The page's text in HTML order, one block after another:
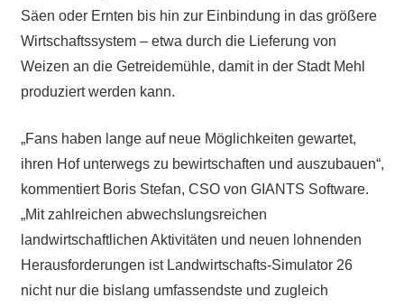
Säen oder Ernten bis hin zur Einbindung in das größere
Wirtschaftssystem – etwa durch die Lieferung von
Weizen an die Getreidemühle, damit in der Stadt Mehl
produziert werden kann.
„Fans haben lange auf neue Möglichkeiten gewartet,
ihren Hof unterwegs zu bewirtschaften und auszubauen“,
kommentiert Boris Stefan, CSO von GIANTS Software.
„Mit zahlreichen abwechslungsreichen
landwirtschaftlichen Aktivitäten und neuen lohnenden
Herausforderungen ist Landwirtschafts-Simulator 26
nicht nur die bislang umfassendste und zugleich